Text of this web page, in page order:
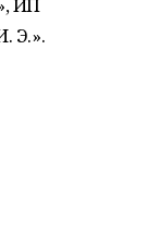
Э.».